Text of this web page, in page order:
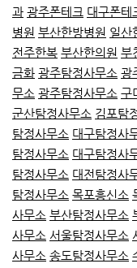
과 광주폰테크 대구폰테
병원 부산한방병원 일산
전주한복 부산한의원 부
금화 광주탐정사무소 광
무소 광주탐정사무소 구
군산탐정사무소 김포탐
탐정사무소 대구탐정사
탐정사무소 대구탐정사
탐정사무소 대전탐정사
탐정사무소 목포흥신소
사무소 부산탐정사무소
사무소 서울탐정사무소
사무소 송도탐정사무소